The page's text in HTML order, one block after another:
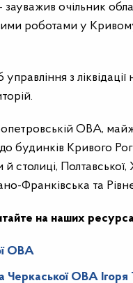
очільник
роботами у
з ліквідації
ОВА,
будинків Кривого
столиці,
Франківська та
на наших
ОВА
Черкаської ОВА Ігоря